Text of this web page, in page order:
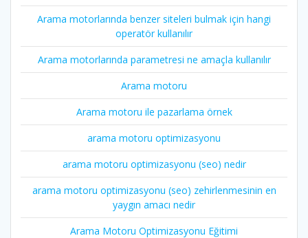
Arama motorlarında benzer siteleri bulmak için hangi
operatör kullanılır
Arama motorlarında parametresi ne amaçla kullanılır
Arama motoru
Arama motoru ile pazarlama örnek
arama motoru optimizasyonu
arama motoru optimizasyonu (seo) nedir
arama motoru optimizasyonu (seo) zehirlenmesinin en
yaygın amacı nedir
Arama Motoru Optimizasyonu Eğitimi